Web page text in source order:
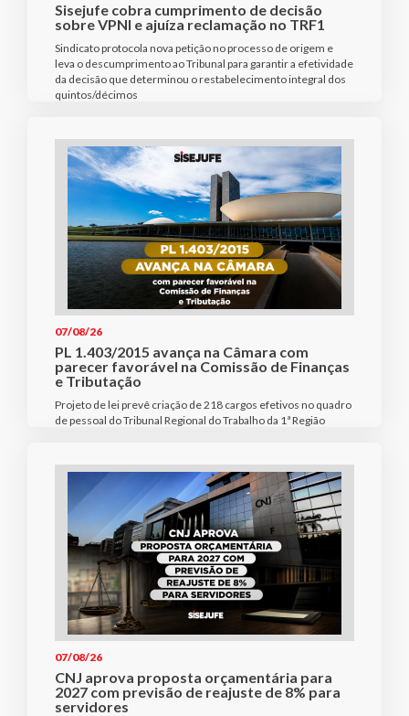
Sisejufe cobra cumprimento de decisão
sobre VPNI e ajuíza reclamação no TRF1
Sindicato protocola nova petição no processo de origem e
leva o descumprimento ao Tribunal para garantir a efetividade
da decisão que determinou o restabelecimento integral dos
quintos/décimos
07/08/26
PL 1.403/2015 avança na Câmara com
parecer favorável na Comissão de Finanças
e Tributação
Projeto de lei prevê criação de 218 cargos efetivos no quadro
de pessoal do Tribunal Regional do Trabalho da 1ª Região
07/08/26
CNJ aprova proposta orçamentária para
2027 com previsão de reajuste de 8% para
servidores